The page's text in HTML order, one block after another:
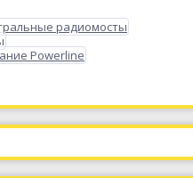
радиомосты
Powerline